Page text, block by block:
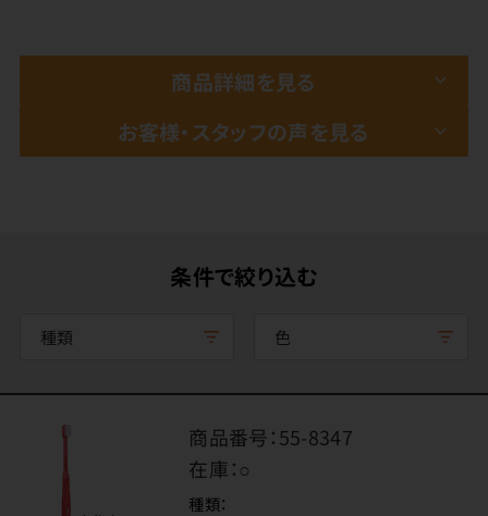
商品詳細を見る
お客様・スタッフの声を見る
条件で絞り込む
種類 色
商品番号：55-8347
在庫：○
種類：